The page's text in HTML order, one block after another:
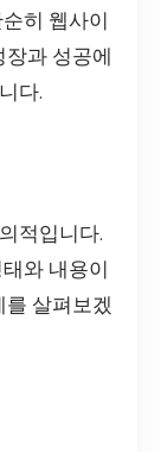
히 웹사이
과 성공에
다.
적입니다.
와 내용이
살펴보겠